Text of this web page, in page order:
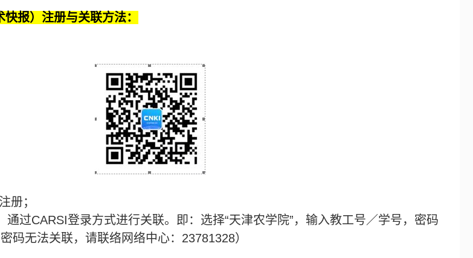
报）注册与关联方法：
册；
通过CARSI登录方式进行关联。即：选择“天津农学院”，输入教工号／学号，密码
码无法关联，请联络网络中心： 23781328）